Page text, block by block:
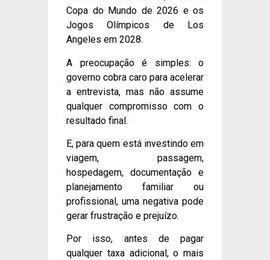
Copa do Mundo de 2026 e os
Jogos Olímpicos de Los
Angeles em 2028.
A preocupação é simples: o
governo cobra caro para acelerar
a entrevista, mas não assume
qualquer compromisso com o
resultado final.
E, para quem está investindo em
viagem, passagem,
hospedagem, documentação e
planejamento familiar ou
profissional, uma negativa pode
gerar frustração e prejuízo.
Por isso, antes de pagar
qualquer taxa adicional, o mais